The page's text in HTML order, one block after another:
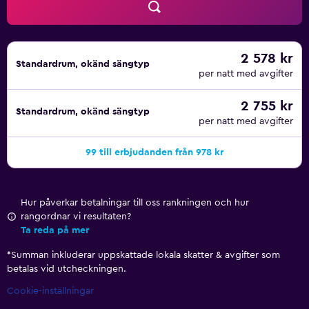
Rummet har även en kaffebryggare från Keurig, ett
elektroniskt värdeskåp och badprodukter från Gilchrist &
Soames.
Beacon Bar ligger precis intill Beach Theatre och erbjuder
Det finns flera andra populära restauranger inom en kort
promenad, bland annat Red Farm, Levain Bakery och
Under din vistelse på hotellet kan du besöka några av de
närheten av hotellet.
Standardrum, okänd sängtyp 2 578 kr
per natt med avgifter
Standardrum, okänd sängtyp 2 755 kr
per natt med avgifter
99 till erbjudanden från 978 kr
Hur påverkar betalningar till oss rankningen och hur
rangordnar vi resultaten?
Ta reda på mer
*Summan inkluderar uppskattade lokala skatter & avgifter som
betalas vid utcheckningen.
Cookie-inställningar